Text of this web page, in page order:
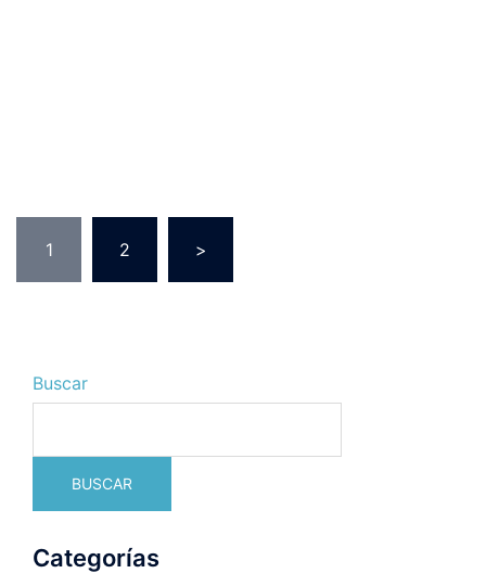
Paginación
1 2 >
Buscar
BUSCAR
Categorías